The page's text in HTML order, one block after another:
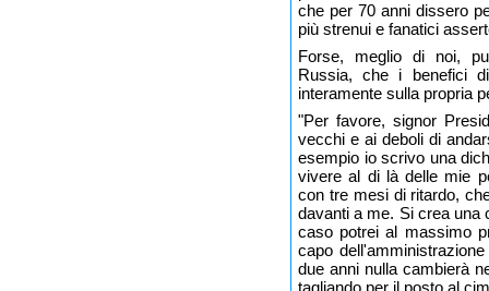
che per 70 anni dissero
più strenui e fanatici
Forse, meglio di noi,
Russia, che i benefici
interamente sulla propria
"Per favore, signor
vecchi e ai deboli di
esempio io scrivo una
vivere al di là delle mie
con tre mesi di ritardo,
davanti a me. Si crea una
caso potrei al massimo
capo
due anni nulla cambierà